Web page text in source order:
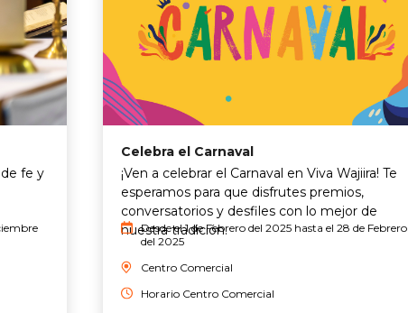
fe y
Celebra el Carnaval
¡Ven a celebrar el Carnaval en Viva Wajiira! Te
esperamos para que disfrutes premios,
conversatorios y desfiles con lo mejor de
nuestra tradición.
Desde el 1 de Febrero del 2025 hasta el 28 de Febrero
del 2025
Centro Comercial
Horario Centro Comercial